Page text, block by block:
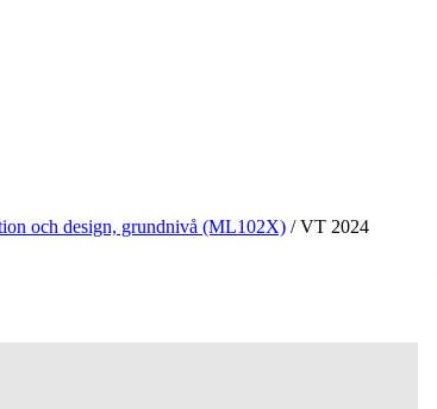
och design, grundnivå (ML102X) /VT 2024